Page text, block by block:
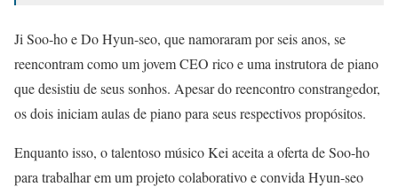
Ji Soo-ho e Do Hyun-seo, que namoraram por seis anos, se
reencontram como um jovem CEO rico e uma instrutora de piano
que desistiu de seus sonhos. Apesar do reencontro constrangedor,
os dois iniciam aulas de piano para seus respectivos propósitos.
Enquanto isso, o talentoso músico Kei aceita a oferta de Soo-ho
para trabalhar em um projeto colaborativo e convida Hyun-seo